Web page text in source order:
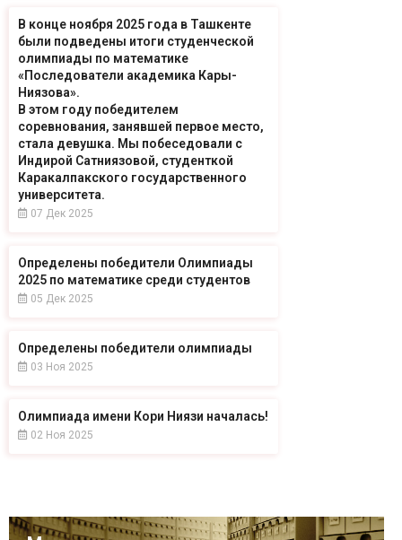
В конце ноября 2025 года в Ташкенте
были подведены итоги студенческой
олимпиады по математике
«Последователи академика Кары-
Ниязова».
В этом году победителем
соревнования, занявшей первое место,
стала девушка. Мы побеседовали с
Индирой Сатниязовой, студенткой
Каракалпакского государственного
университета.
07 Дек 2025
Определены победители Олимпиады
2025 по математике среди студентов
05 Дек 2025
Определены победители олимпиады
03 Ноя 2025
Олимпиада имени Кори Ниязи началась!
02 Ноя 2025